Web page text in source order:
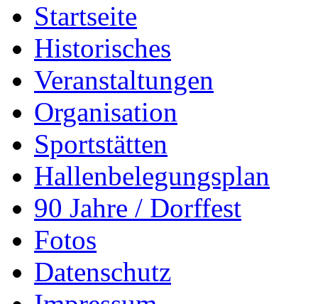
Startseite
Historisches
Veranstaltungen
Organisation
Sportstätten
Hallenbelegungsplan
90 Jahre / Dorffest
Fotos
Datenschutz